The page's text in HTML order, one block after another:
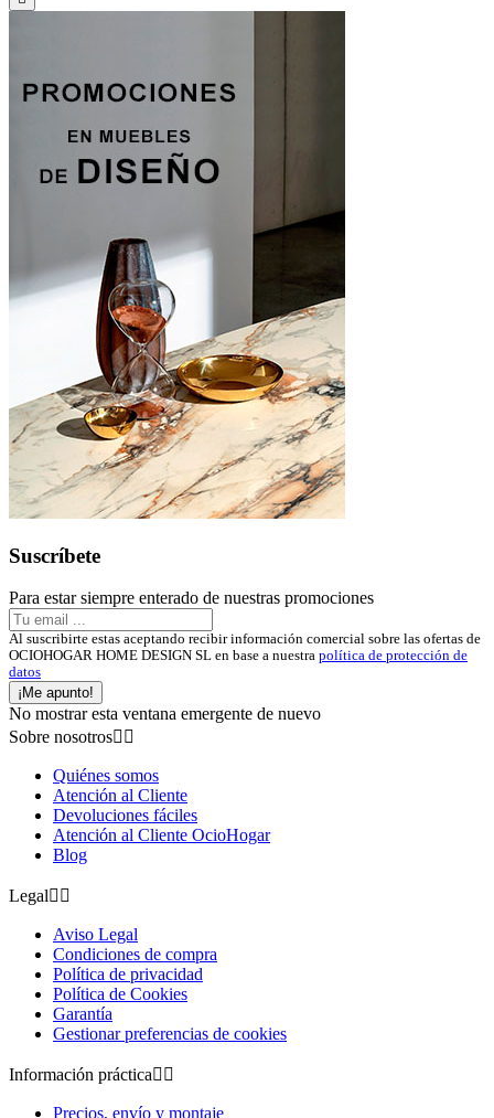
Suscríbete
Para estar siempre enterado de nuestras promociones
Al suscribirte estas aceptando recibir información comercial sobre las ofertas de
OCIOHOGAR HOME DESIGN SL en base a nuestra política de protección de
datos
¡Me apunto!
No mostrar esta ventana emergente de nuevo
Sobre nosotros 
Quiénes somos
Atención al Cliente
Devoluciones fáciles
Atención al Cliente OcioHogar
Blog
Legal 
Aviso Legal
Condiciones de compra
Política de privacidad
Política de Cookies
Garantía
Gestionar preferencias de cookies
Información práctica 
Precios, envío y montaje